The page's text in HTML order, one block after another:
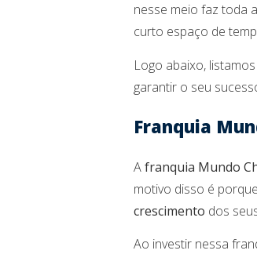
nesse meio faz toda
curto espaço de
Logo abaixo,
garantir o seu
Franquia
Afranquia Mundo
motivo disso é
crescimento dos
Ao investir nessa